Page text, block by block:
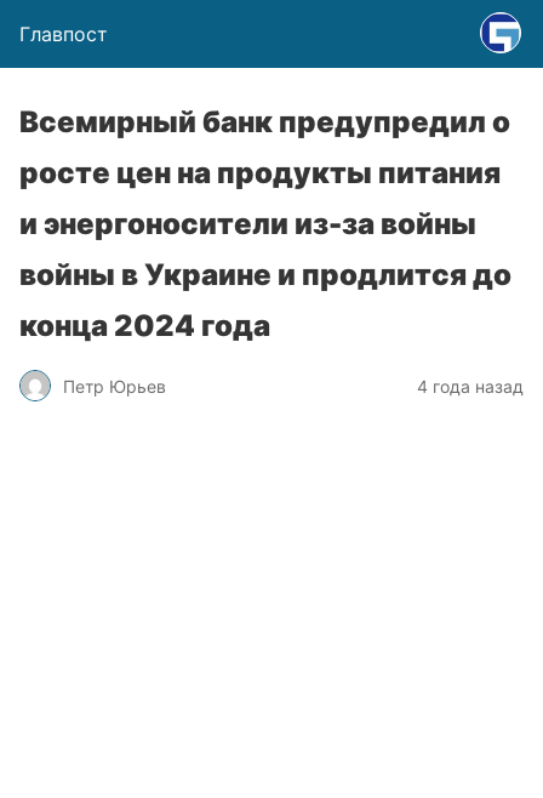
Главпост
Всемирный банк предупредил о
росте цен на продукты питания
и энергоносители из-за войны
войны в Украине и продлится до
конца 2024 года
Петр Юрьев 4 года назад